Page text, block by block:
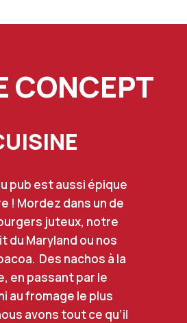
CONCEPT
pub est aussi épique
! Mordez dans un de
juteux, notre
du Maryland ou nos
Des nachos à la
en passant par le
au fromage le plus
avons tout ce qu’il